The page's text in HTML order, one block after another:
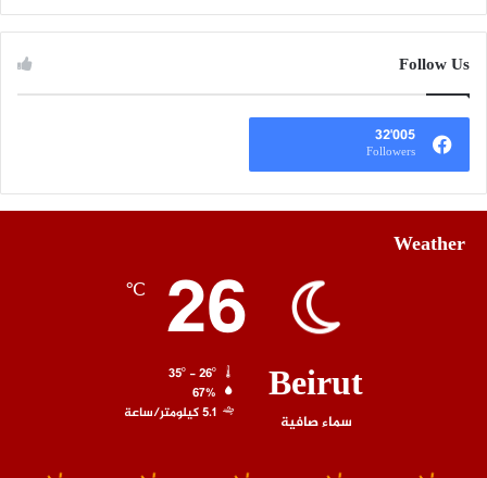
Follow Us
32٬005
Followers
Weather
Beirut
سماء صافية
26
℃
67%
5.1 كيلومتر/ساعة